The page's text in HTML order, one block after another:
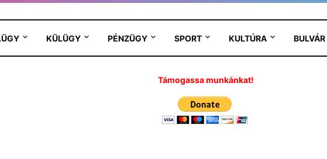
KÜLÜGY PÉNZÜGY SPORT KULTÚRA BULVÁR
Támogassa munkánkat!